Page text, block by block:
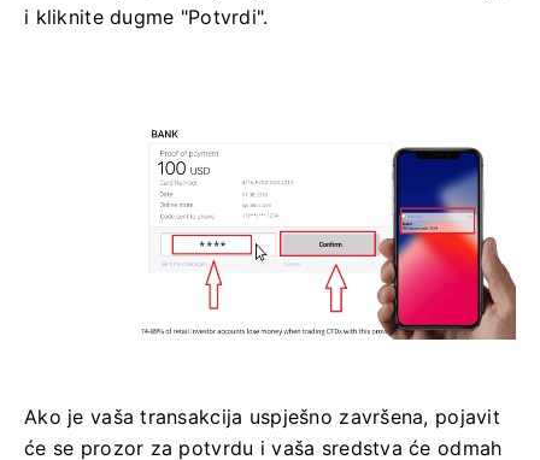
i kliknite dugme "Potvrdi".
Ako je vaša transakcija uspješno završena, pojavit
će se prozor za potvrdu i vaša sredstva će odmah